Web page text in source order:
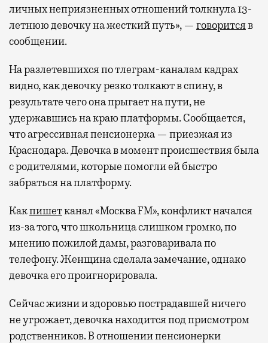
личных неприязненных отношений толкнула 13-
летнюю девочку на жесткий путь», — говоритсяв
сообщении.
На разлетевшихся по тлеграм-каналам кадрах
видно, как девочку резко толкают в спину, в
результате чего она прыгает на пути, не
удержавшись на краю платформы. Сообщается,
что агрессивная пенсионерка — приезжая из
Краснодара. Девочка в момент происшествия была
с родителями, которые помогли ей быстро
забраться на платформу.
Какпишетканал «Москва FM», конфликт начался
из-за того, что школьница слишком громко, по
мнению пожилой дамы, разговаривала по
телефону. Женщина сделала замечание, однако
девочка его проигнорировала.
Сейчас жизни и здоровью пострадавшей ничего
не угрожает, девочка находится под присмотром
родственников. В отношении пенсионерки